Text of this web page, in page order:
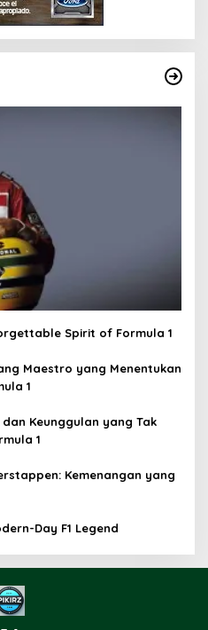
Spirit of Formula 1
Maestro yang Menentukan
1
Keunggulan yang Tak
1
Kemenangan yang
Day F1 Legend